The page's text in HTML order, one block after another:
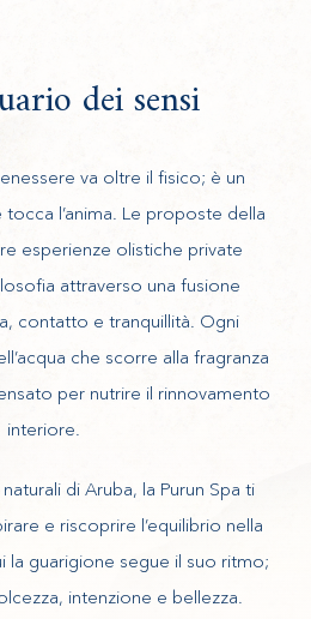
dei sensi
va oltre il fisico; è un
l’anima. Le proposte della
esperienze olistiche private
attraverso una fusione
contatto e tranquillità. Ogni
che scorre alla fragranza
per nutrire il rinnovamento
interiore.
di Aruba, la Purun Spa ti
e riscoprire l’equilibrio nella
la guarigione segue il suo ritmo;
intenzione e bellezza.